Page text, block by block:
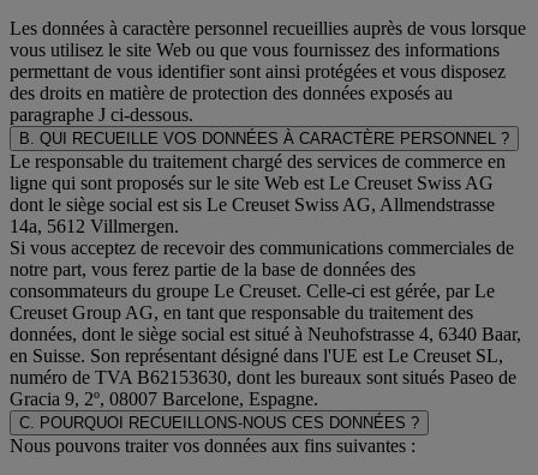
Les données à caractère personnel recueillies auprès de vous lorsque
vous utilisez le site Web ou que vous fournissez des informations
permettant de vous identifier sont ainsi protégées et vous disposez
des droits en matière de protection des données exposés au
paragraphe J ci-dessous.
B. QUI RECUEILLE VOS DONNÉES À CARACTÈRE PERSONNEL ?
Le responsable du traitement chargé des services de commerce en
ligne qui sont proposés sur le site Web est Le Creuset Swiss AG
dont le siège social est sis Le Creuset Swiss AG, Allmendstrasse
14a, 5612 Villmergen.
Si vous acceptez de recevoir des communications commerciales de
notre part, vous ferez partie de la base de données des
consommateurs du groupe Le Creuset. Celle-ci est gérée, par Le
Creuset Group AG, en tant que responsable du traitement des
données, dont le siège social est situé à Neuhofstrasse 4, 6340 Baar,
en Suisse. Son représentant désigné dans l'UE est Le Creuset SL,
numéro de TVA B62153630, dont les bureaux sont situés Paseo de
Gracia 9, 2º, 08007 Barcelone, Espagne.
C. POURQUOI RECUEILLONS-NOUS CES DONNÉES ?
Nous pouvons traiter vos données aux fins suivantes :